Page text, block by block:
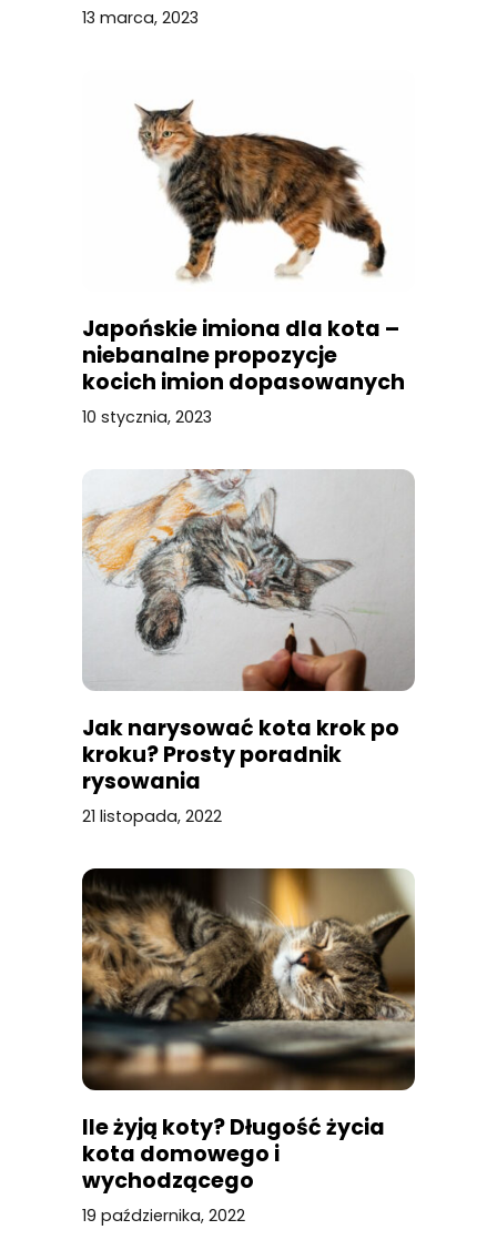
13 marca, 2023
Japońskie imiona dla kota –
niebanalne propozycje
kocich imion dopasowanych
do charakteru!
10 stycznia, 2023
Jak narysować kota krok po
kroku? Prosty poradnik
rysowania
21 listopada, 2022
Ile żyją koty? Długość życia
kota domowego i
wychodzącego
19 października, 2022